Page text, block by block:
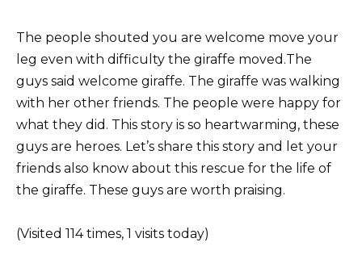
The people shouted you are welcome move your
leg even with difficulty the giraffe moved.The
guys said welcome giraffe. The giraffe was walking
with her other friends. The people were happy for
what they did. This story is so heartwarming, these
guys are heroes. Let’s share this story and let your
friends also know about this rescue for the life of
the giraffe. These guys are worth praising.
(Visited 114 times, 1 visits today)